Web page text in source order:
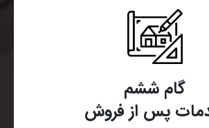
گام ششم
پس از فروش